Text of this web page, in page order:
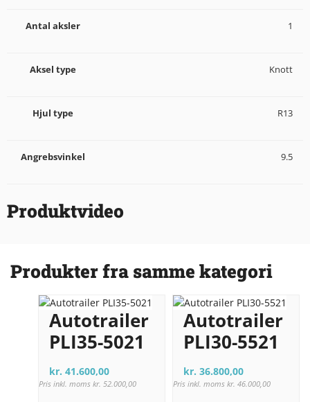
Antal aksler 1
Aksel type Knott
Hjul type R13
Angrebsvinkel 9.5
Produktvideo
Produkter fra samme kategori
Autotrailer
PLI35-5021
kr. 41.600,00
Pris inkl. moms kr. 52.000,00
Autotrailer
PLI30-5521
kr. 36.800,00
Pris inkl. moms kr. 46.000,00